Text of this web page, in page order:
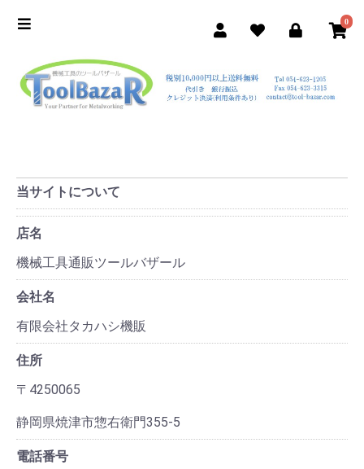
0
当サイトについて
店名
機械工具通販ツールバザール
会社名
有限会社タカハシ機販
住所
〒4250065
静岡県焼津市惣右衛門355-5
電話番号